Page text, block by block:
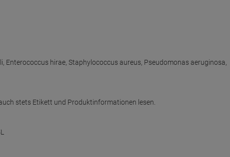
Enterococcus hirae, Staphylococcus aureus, Pseudomonas aeruginosa,
stets Etikett und Produktinformationen lesen.